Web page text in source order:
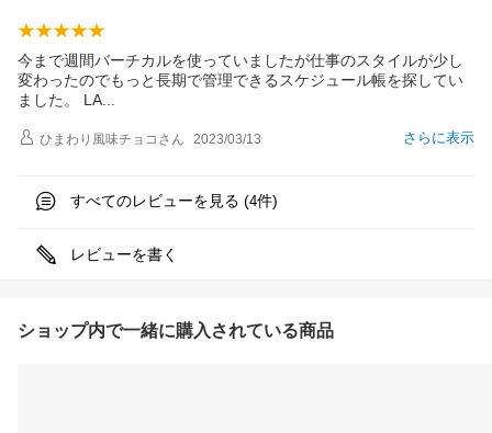
今まで週間バーチカルを使っていましたが仕事のスタイルが少し
変わったのでもっと長期で管理できるスケジュール帳を探してい
ました。 L A
さらに表示
ひまわり風味チョコ さん 2023/03/13
すべてのレビューを見る (4件)
レビューを書く
ショップ内で一緒に購入されている商品